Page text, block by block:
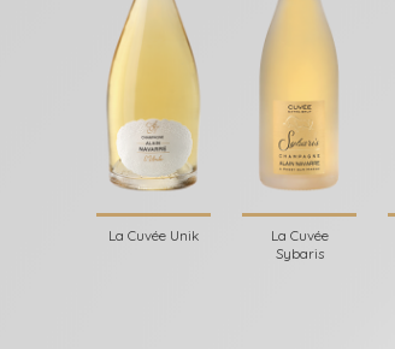
La Cuvée Unik
La Cuvée
Sybaris